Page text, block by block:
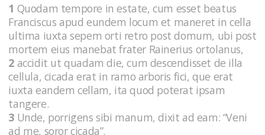
1 Quodam tempore in estate, cum esset beatus
Franciscus apud eundem locum et maneret in cella
ultima iuxta sepem orti retro post domum, ubi post
mortem eius manebat frater Rainerius ortolanus,
2 accidit ut quadam die, cum descendisset de illa
cellula, cicada erat in ramo arboris fici, que erat
iuxta eandem cellam, ita quod poterat ipsam
tangere.
3 Unde, porrigens sibi manum, dixit ad eam: “Veni
ad me, soror cicada”.